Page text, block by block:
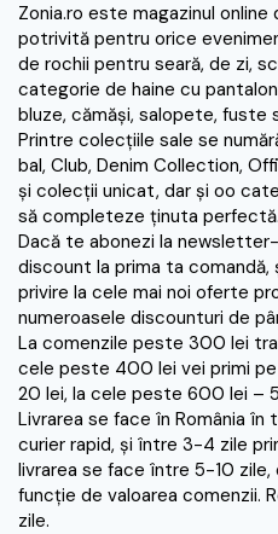
Zonia.ro este magazinul
potrivită pentru orice
de rochii pentru seară, de zi,
categorie de haine cu
bluze, cămăşi, salopete, fuste
Printre colecţiile sale se
bal, Club, Denim Collection,
şi colecţii unicat, dar şi oo
să completeze ţinuta perfectă.
Dacă te abonezi la
discount la prima ta
privire la cele mai noi oferte
numeroasele discounturi de
La comenzile peste 300 lei
cele peste 400 lei vei primi
20 lei, la cele peste 600 lei –
Livrarea se face în România în
curier rapid, şi între 3-4 zile
livrarea se face între 5-10
funcţie de valoarea comenzii.
zile.